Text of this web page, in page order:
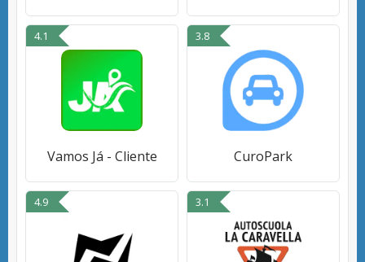
4.1
Vamos Já - Cliente
3.8
CuroPark
4.9 3.1